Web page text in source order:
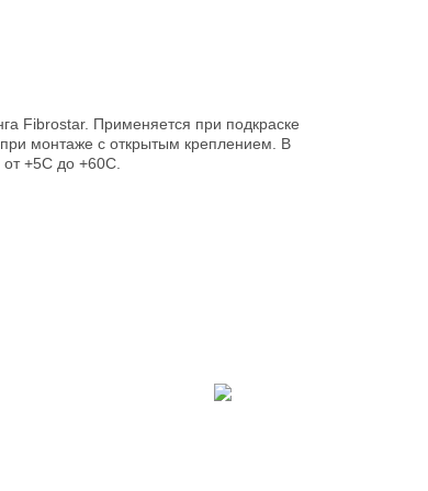
Fibrostar. Применяется при подкраске
монтаже с открытым креплением. В
от +5С до +60С.